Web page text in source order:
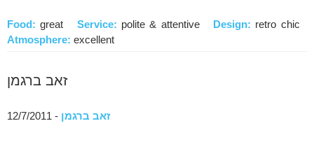
Food: great Service: polite & attentive Design: retro chic
Atmosphere: excellent
זאב ברגמן
זאב ברגמן - 12/7/2011